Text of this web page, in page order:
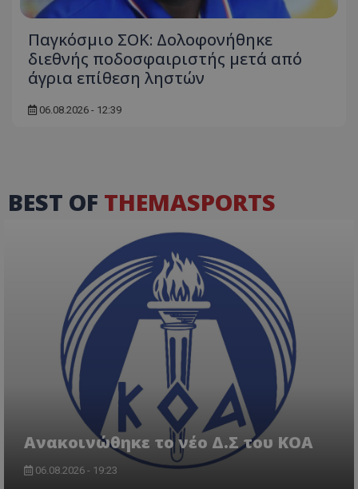
Παγκόσμιο ΣΟΚ: Δολοφονήθηκε
διεθνής ποδοσφαιριστής μετά από
άγρια επίθεση ληστών
06.08.2026 - 12:39
BEST OF THEMASPORTS
Aνακοινώθηκε το νέο Δ.Σ του ΚΟΑ
06.08.2026 - 19:23